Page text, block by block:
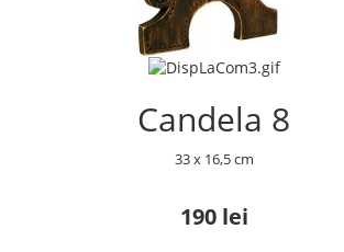
Candela 8
33 x 16,5 cm
190 lei